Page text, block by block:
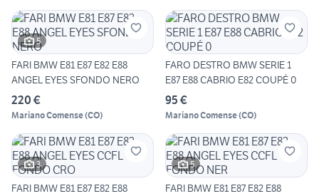
5
FARI BMW E81 E87 E82 E88
ANGEL EYES SFONDO NERO
220 €
Mariano Comense(CO)
FARO DESTRO BMW SERIE 1
E87 E88 CABRIO E82 COUPÉ 0
95 €
Mariano Comense(CO)
3
FARI BMW E81 E87 E82 E88
5
FARI BMW E81 E87 E82 E88